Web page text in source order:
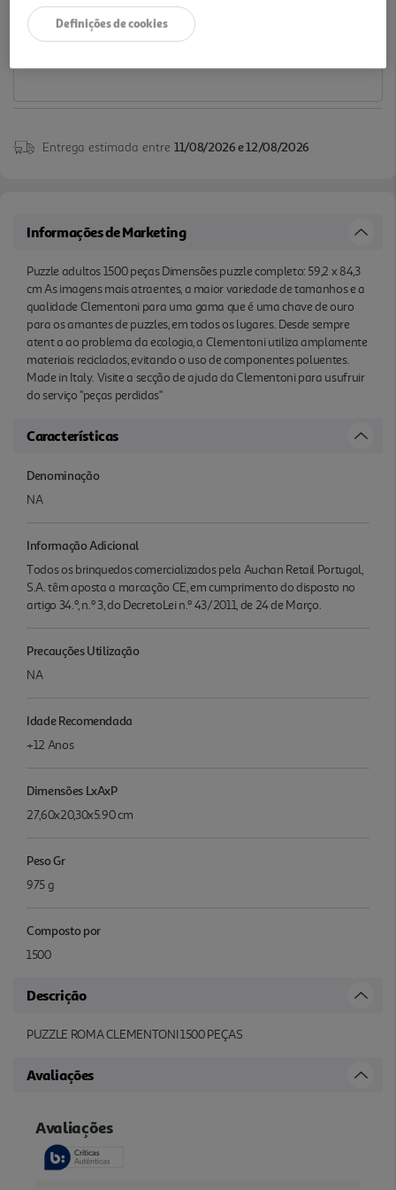
Notas de preparação
Entrega estimada entre 11/08/2026 e 12/08/2026
Informações de Marketing
Puzzle adultos 1500 peças Dimensões puzzle completo: 59,2 x 84,3
cm As imagens mais atraentes, a maior variedade de tamanhos e a
qualidade Clementoni para uma gama que é uma chave de ouro
para os amantes de puzzles, em todos os lugares. Desde sempre
atent a ao problema da ecologia, a Clementoni utiliza amplamente
materiais reciclados, evitando o uso de componentes poluentes.
Made in Italy. Visite a secção de ajuda da Clementoni para usufruir
do serviço "peças perdidas"
Características
Denominação
NA
Informação Adicional
Todos os brinquedos comercializados pela Auchan Retail Portugal,
S.A. têm aposta a marcação CE, em cumprimento do disposto no
artigo 34.º, n.º 3, do DecretoLei n.º 43/2011, de 24 de Março.
Precauções Utilização
NA
Idade Recomendada
+12 Anos
Dimensões LxAxP
27,60x20,30x5.90 cm
Peso Gr
975 g
Composto por
1500
Descrição
PUZZLE ROMA CLEMENTONI 1500 PEÇAS
Avaliações
Definições de cookies